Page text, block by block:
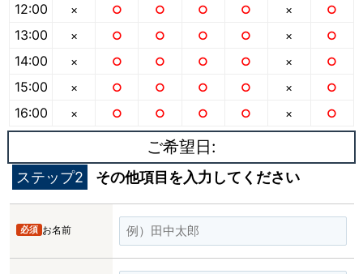
12:00
13:00
14:00
15:00
16:00
×
×
×
×
×
○
○
○
○
○
○
○
○
○
○
○
○
○
○
○
○
○
○
○
○
×
×
×
×
×
○
○
○
○
○
ご希望日:
ステップ2 その他項目を入力してください
お名前
必須